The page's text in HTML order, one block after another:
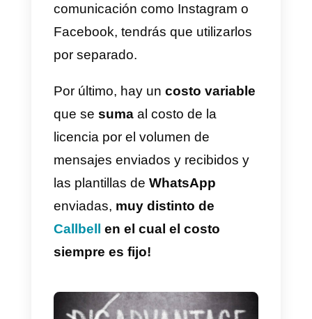
comunicaciòn interna y externa
mediante dicha plataforma.
Otra ventaja de Wati es que
posee un CRM integrado lo que
permite guardar base de datos
todos los clientes que se
comunican y a su vez poder
comunicarse con ellos de forma
masiva o simplemente de forma